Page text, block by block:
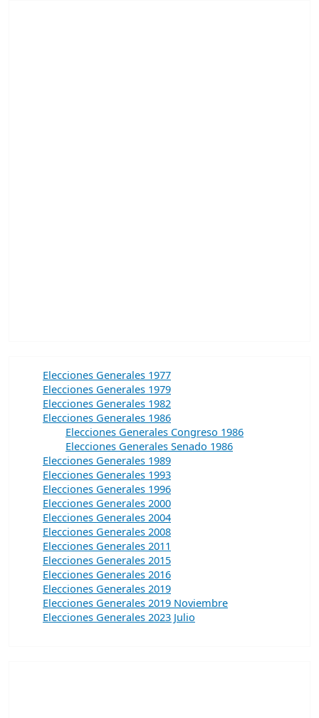
Elecciones Generales 1977
Elecciones Generales 1979
Elecciones Generales 1982
Elecciones Generales 1986
Elecciones Generales Congreso 1986
Elecciones Generales Senado 1986
Elecciones Generales 1989
Elecciones Generales 1993
Elecciones Generales 1996
Elecciones Generales 2000
Elecciones Generales 2004
Elecciones Generales 2008
Elecciones Generales 2011
Elecciones Generales 2015
Elecciones Generales 2016
Elecciones Generales 2019
Elecciones Generales 2019 Noviembre
Elecciones Generales 2023 Julio